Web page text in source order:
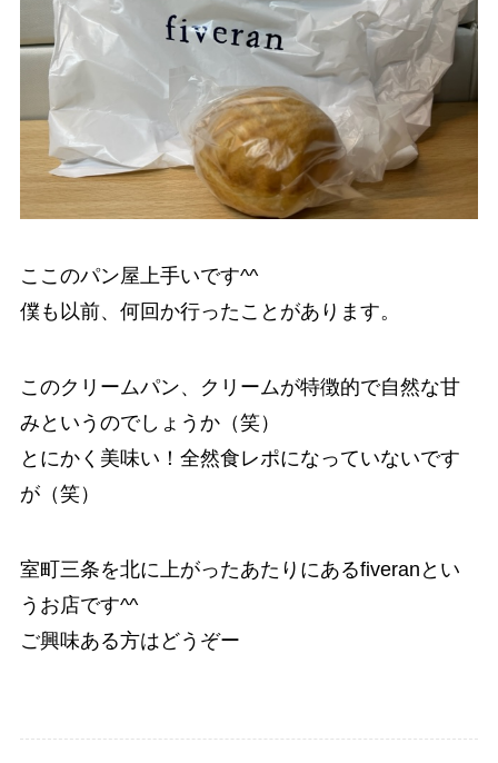
ここのパン屋上手いです^^
僕も以前、何回か行ったことがあります。
このクリームパン、クリームが特徴的で自然な甘
みというのでしょうか（笑）
とにかく美味い！全然食レポになっていないです
が（笑）
室町三条を北に上がったあたりにあるfiveranとい
うお店です^^
ご興味ある方はどうぞー